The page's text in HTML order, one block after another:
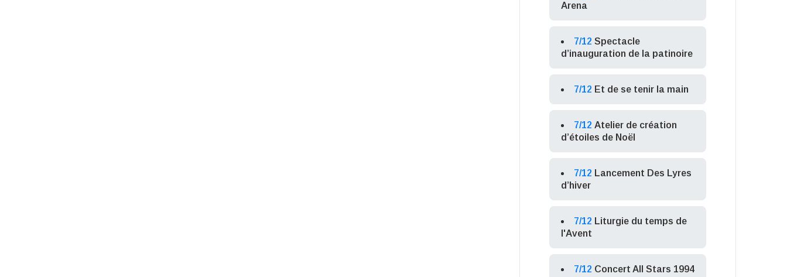
Arena
7/12 Spectacle
d’inauguration de la patinoire
7/12 Et de se tenir la main
7/12 Atelier de création
d’étoiles de Noël
7/12 Lancement Des Lyres
d’hiver
7/12 Liturgie du temps de
l'Avent
7/12 Concert All Stars 1994